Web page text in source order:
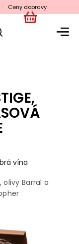
Ceny dopravy
NÁKUPNÍ
vína
Barral a